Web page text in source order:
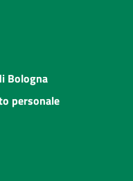
Bologna
personale